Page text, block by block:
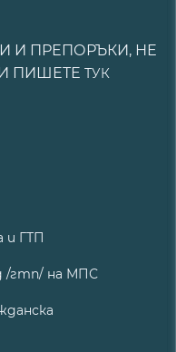
И ПРЕПОРЪКИ, НЕ
ПИШЕТЕ ТУК
и ГТП
/гтп/ на МПС